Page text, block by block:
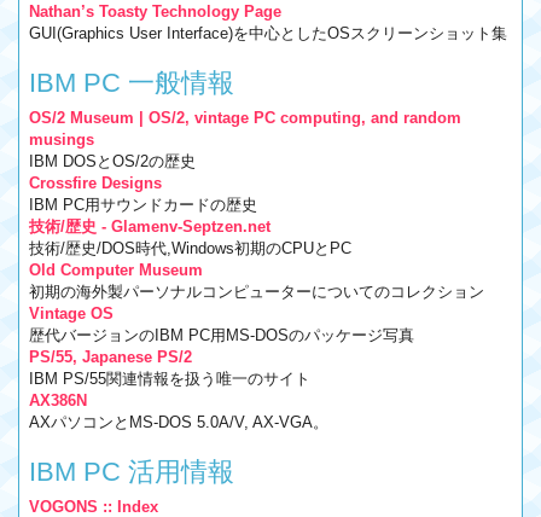
Nathan’s Toasty Technology Page
GUI(Graphics User Interface)を中心としたOSスクリーンショット集
IBM PC 一般情報
OS/2 Museum | OS/2, vintage PC computing, and random
musings
IBM DOSとOS/2の歴史
Crossfire Designs
IBM PC用サウンドカードの歴史
技術/歴史 - Glamenv-Septzen.net
技術/歴史/DOS時代,Windows初期のCPUとPC
Old Computer Museum
初期の海外製パーソナルコンピューターについてのコレクション
Vintage OS
歴代バージョンのIBM PC用MS-DOSのパッケージ写真
PS/55, Japanese PS/2
IBM PS/55関連情報を扱う唯一のサイト
AX386N
AXパソコンとMS-DOS 5.0A/V, AX-VGA。
IBM PC 活用情報
VOGONS :: Index